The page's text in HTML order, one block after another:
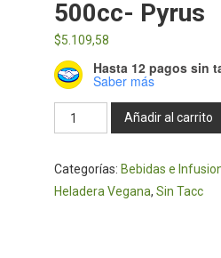
500cc- Pyrus
$5.109,58
Hasta 12 pagos sin
Saber más
Sidra
de
vegana
Añadir al carrito
Categorías: Bebidas e
Heladera Vegana, Sin Tacc